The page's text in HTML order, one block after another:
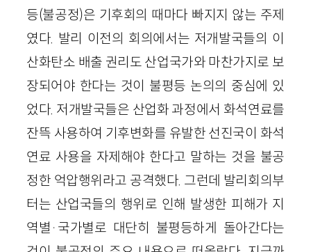
등(불공정)은 기후회의 때마다 빠지지 않는 주제
였다. 발리 이전의 회의에서는 저개발국들의 이
산화탄소 배출 권리도 산업국가와 마찬가지로 보
장되어야 한다는 것이 불평등 논의의 중심에 있
었다. 저개발국들은 산업화 과정에서 화석연료를
잔뜩 사용하여 기후변화를 유발한 선진국이 화석
연료 사용을 자제해야 한다고 말하는 것을 불공
정한 억압행위라고 공격했다. 그런데 발리회의부
터는 산업국들의 행위로 인해 발생한 피해가 지
역별·국가별로 대단히 불평등하게 돌아간다는